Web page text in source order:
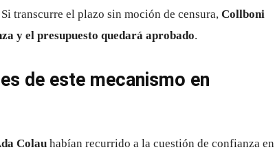
transcurre el plazo sin moción de censura, Collboni
y el presupuesto quedará aprobado.
de este mecanismo en
Colau habían recurrido a la cuestión de confianza en